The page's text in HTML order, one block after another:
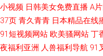
小视频 日韩美女免费直播 A
37页 青久青青 日本精品在线
91短视频网站 欧美骚网站 丁
夜福利亚洲 人兽福利导航 91